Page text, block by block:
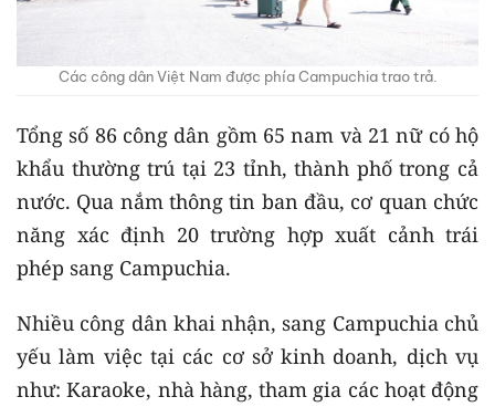
Các công dân Việt Nam được phía Campuchia trao trả.
Tổng số 86 công dân gồm 65 nam và 21 nữ có hộ
khẩu thường trú tại 23 tỉnh, thành phố trong cả
nước. Qua nắm thông tin ban đầu, cơ quan chức
năng xác định 20 trường hợp xuất cảnh trái
phép sang Campuchia.
Nhiều công dân khai nhận, sang Campuchia chủ
yếu làm việc tại các cơ sở kinh doanh, dịch vụ
như: Karaoke, nhà hàng, tham gia các hoạt động